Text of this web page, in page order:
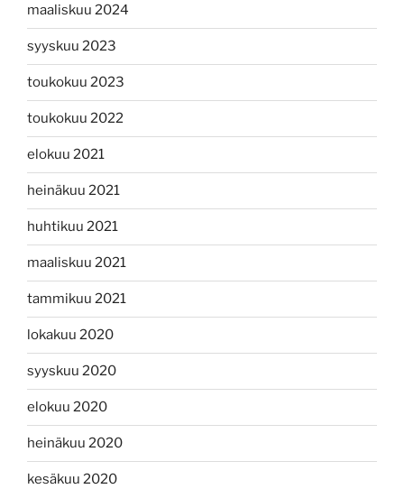
maaliskuu 2024
syyskuu 2023
toukokuu 2023
toukokuu 2022
elokuu 2021
heinäkuu 2021
huhtikuu 2021
maaliskuu 2021
tammikuu 2021
lokakuu 2020
syyskuu 2020
elokuu 2020
heinäkuu 2020
kesäkuu 2020